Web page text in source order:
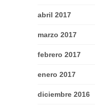
abril 2017
marzo 2017
febrero 2017
enero 2017
diciembre 2016